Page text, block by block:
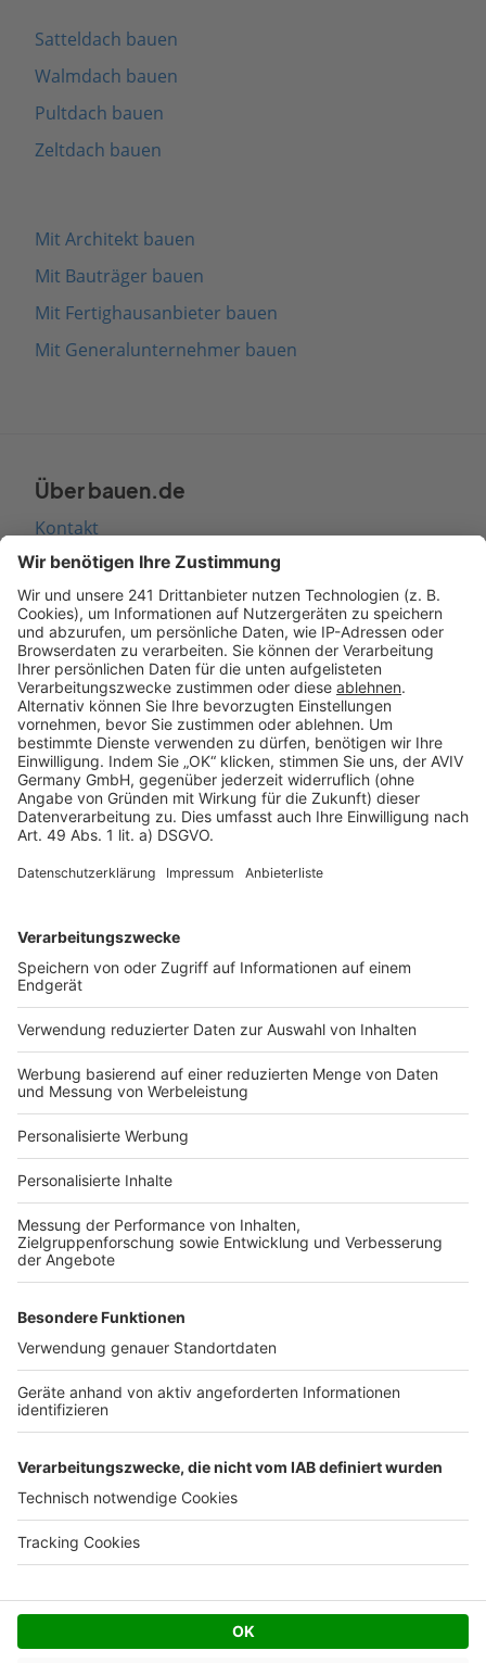
Satteldach bauen
Walmdach bauen
Pultdach bauen
Zeltdach bauen
Mit Architekt bauen
Mit Bauträger bauen
Mit Fertighausanbieter bauen
Mit Generalunternehmer bauen
Über bauen.de
Kontakt
Seitenaufbau
Barrierefreiheit
Cookie Einstellungen
Rechtliches
AGB-Übersicht
Datenschutz
Impressum
Services
Bauprojekt-Quiz
Häuser-Suche
Hausanbieter-Suche
Bauprojekt-Profil
Für Unternehmen
Ihre Baufirma auf bauen.de
Kostenloses Infogespräch
Facebook
Twitter